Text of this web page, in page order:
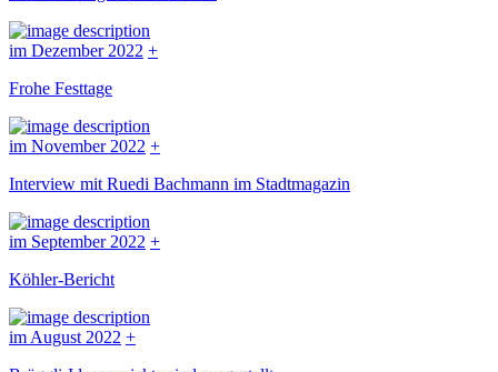
im Dezember 2022 +
Frohe Festtage
im November 2022 +
Interview mit Ruedi Bachmann im Stadtmagazin
im September 2022 +
Köhler-Bericht
im August 2022 +